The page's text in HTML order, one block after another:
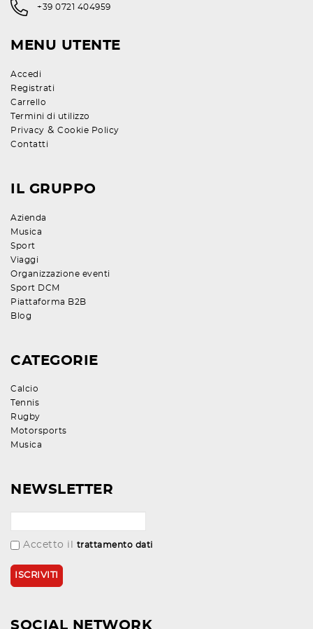
+39 0721 404959
MENU UTENTE
Accedi
Registrati
Carrello
Termini di utilizzo
Privacy & Cookie Policy
Contatti
IL GRUPPO
Azienda
Musica
Sport
Viaggi
Organizzazione eventi
Sport DCM
Piattaforma B2B
Blog
CATEGORIE
Calcio
Tennis
Rugby
Motorsports
Musica
NEWSLETTER
Accetto il trattamento dati
SOCIAL NETWORK